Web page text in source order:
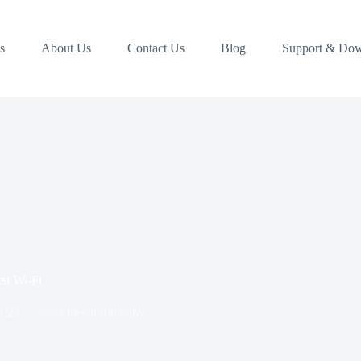
About Us Contact Us Blog Support &